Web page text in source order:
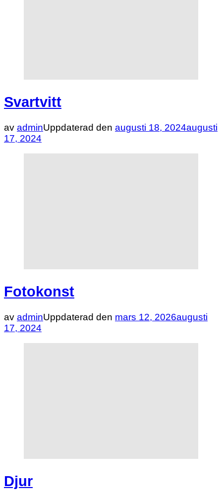
Svartvitt
av adminUppdaterad den augusti 18, 2024augusti
17, 2024
Fotokonst
av adminUppdaterad den mars 12, 2026augusti
17, 2024
Djur